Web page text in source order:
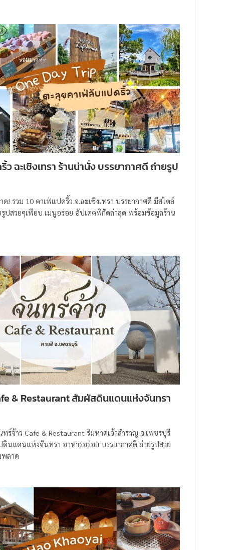
ว ฉะเชิงเทรา ร้านน่านั่ง บรรยากาศดี ถ่ายรูป
! รวม 10 คาเฟ่แปดริ้ว จ.ฉะเชิงเทรา บรรยากาศดี มีสไตล์
ปสวยๆเพียบ เมนูอร่อย อัปเดตพิกัดล่าสุด พร้อมข้อมูลร้าน
& Restaurant สัมผัสดินแดนแห่งจันทรา
ทร์จ้าว Cafe & Restaurant ริมหาดเจ้าสำราญ จ.เพชรบุรี
นแดนแห่งจันทรา อาหารอร่อย บรรยากาศดี ถ่ายรูปสวย
พลาด